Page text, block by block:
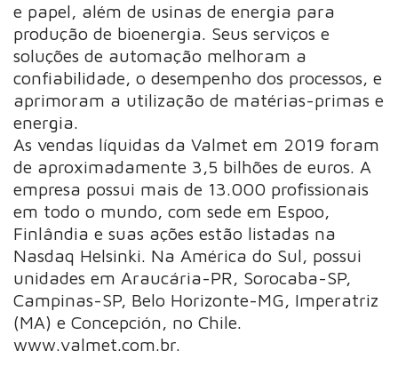
e papel, além de usinas de energia para
produção de bioenergia. Seus serviços e
soluções de automação melhoram a
confiabilidade, o desempenho dos processos, e
aprimoram a utilização de matérias-primas e
energia.
As vendas líquidas da Valmet em 2019 foram
de aproximadamente 3,5 bilhões de euros. A
empresa possui mais de 13.000 profissionais
em todo o mundo, com sede em Espoo,
Finlândia e suas ações estão listadas na
Nasdaq Helsinki. Na América do Sul, possui
unidades em Araucária-PR, Sorocaba-SP,
Campinas-SP, Belo Horizonte-MG, Imperatriz
(MA) e Concepción, no Chile.
www.valmet.com.br.